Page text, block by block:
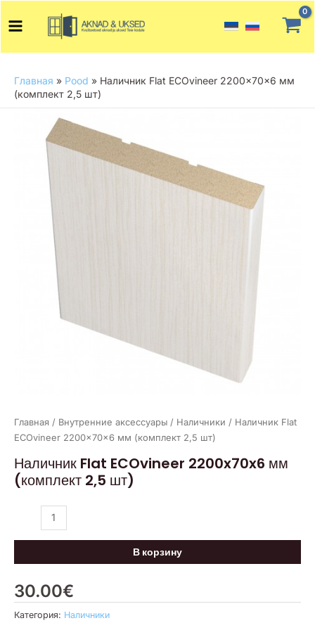
содержимому
Menu
Главная » Pood » Наличник Flat ECOvineer 2200x70x6 мм
(комплект 2,5 шт)
Главная / Внутренние аксессуары / Наличники / Наличник Flat
ECOvineer 2200x70x6 мм (комплект 2,5 шт)
Наличник Flat ECOvineer 2200x70x6 мм
(комплект 2,5 шт)
30.00€
Количество
Наличник
ECOvineer
2200x70x6
(комплект
В корзину
Категория: Наличники